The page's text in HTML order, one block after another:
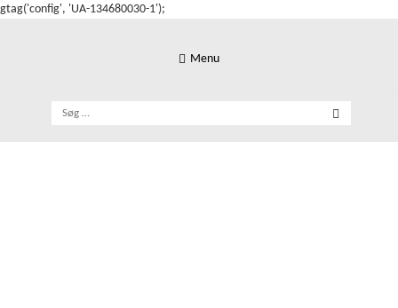
gtag('config', 'UA-134680030-1');
Menu
efter: